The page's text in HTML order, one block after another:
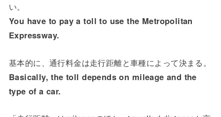
い。
You have to pay a toll to use the Metropolitan
Expressway.
基本的に、通行料金は走行距離と車種によって決まる。
Basically, the toll depends on mileage and the
type of a car.